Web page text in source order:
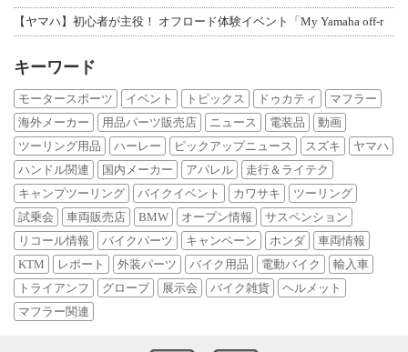
【ヤマハ】初心者が主役！ オフロード体験イベント「My Yamaha off-r
キーワード
モータースポーツ イベント トピックス ドゥカティ
マフラー
海外メーカー
用品パーツ販売店 ニュース 電装品
動画
ツーリング用品
ハーレー ピックアップニュース スズキ
ヤマハ
ハンドル関連
国内メーカー アパレル
走行＆ライテク
キャンプツーリング
バイクイベント カワサキ
ツーリング
試乗会
車両販売店 BMW オープン情報
サスペンション
リコール情報
バイクパーツ キャンペーン ホンダ
車両情報
KTM
レポート 外装パーツ バイク用品 電動バイク
輸入車
トライアンフ
グローブ 展示会 バイク雑貨
ヘルメット
マフラー関連